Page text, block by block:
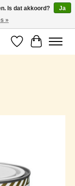
Verlanglijst
Is dat akkoord?
Ja
»